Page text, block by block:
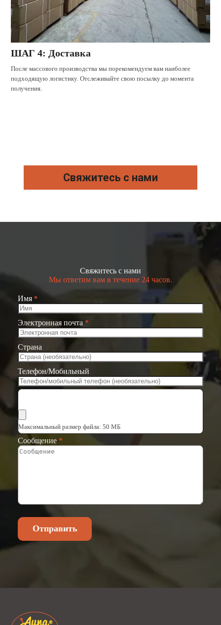
ШАГ 4: Доставка
После массового производства мы порекомендуем вам наиболее
подходящую логистику. Отслеживайте свою посылку до момента
получения.
Свяжитесь с нами
Свяжитесь с нами
Мы ответим вам в течение 24 часов.
Имя *
Электронная почта *
Страна
Телефон/Мобильный
Максимальный размер файла: 50 МБ
Сообщение *
Отправить